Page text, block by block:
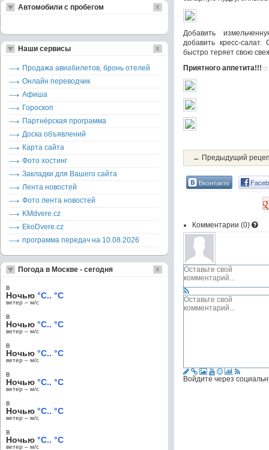
Добавить
добавить кресс-
быстро теряет свою
Приятного аппетита!!!
← Предыдущий
Вконтакте
Комментарии (0)
Войдите через
Автомобили с пробегом
Наши сервисы
Продажа авиабилетов, бронь отелей
Онлайн переводчик
Афиша
Гороскоп
Партнёрская программа
Доска объявлений
Карта сайта
Фото хостинг
Закладки для Вашего сайта
Лента новостей
Фото лента новостей
KMdvere.cz
EkoDvere.cz
программа передач на 10.08.2026
Погода в Москве - сегодня
в
Ночью °C.. °C
ветер – м/c
в
Ночью °C.. °C
ветер – м/c
в
Ночью °C.. °C
ветер – м/c
в
Ночью °C.. °C
ветер – м/c
в
Ночью °C.. °C
ветер – м/c
в
Ночью °C.. °C
ветер – м/c